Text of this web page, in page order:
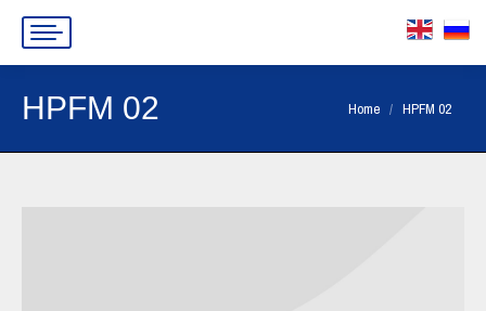
HPFM 02 You are here:
Home HPFM 02